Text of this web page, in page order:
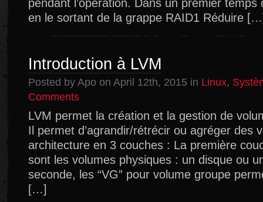
à
3
ou
vers
un
raid
pendant l’opération. Dans un premier
en le sortant de la grappe RAID1 Réduire
Introduction à LVM
Posted by Apo on April 12th, 2015 in Linux,
Comments
à
LVM
LVM permet la création et la gestion de
Il permet d’agrandir/rétrécir ou agréger des
architecture en 3 couches : La première
sont les volumes physiques : un disque ou
seconde, les “VG” pour volume groupe
[…]